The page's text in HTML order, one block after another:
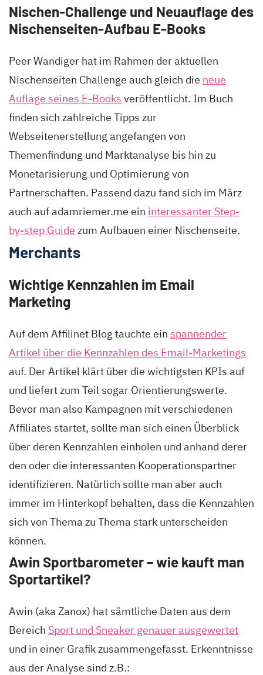
Nischen-Challenge und Neuauflage des
Nischenseiten-Aufbau E-Books
Peer Wandiger hat im Rahmen der aktuellen
Nischenseiten Challenge auch gleich die neue
Auflage seines E-Books veröffentlicht. Im Buch
finden sich zahlreiche Tipps zur
Webseitenerstellung angefangen von
Themenfindung und Marktanalyse bis hin zu
Monetarisierung und Optimierung von
Partnerschaften. Passend dazu fand sich im März
auch auf adamriemer.me ein interessanter Step-
by-step Guide zum Aufbauen einer Nischenseite.
Merchants
Wichtige Kennzahlen im Email
Marketing
Auf dem Affilinet Blog tauchte ein spannender
Artikel über die Kennzahlen des Email-Marketings
auf. Der Artikel klärt über die wichtigsten KPIs auf
und liefert zum Teil sogar Orientierungswerte.
Bevor man also Kampagnen mit verschiedenen
Affiliates startet, sollte man sich einen Überblick
über deren Kennzahlen einholen und anhand derer
den oder die interessanten Kooperationspartner
identifizieren. Natürlich sollte man aber auch
immer im Hinterkopf behalten, dass die Kennzahlen
sich von Thema zu Thema stark unterscheiden
können.
Awin Sportbarometer – wie kauft man
Sportartikel?
Awin (aka Zanox) hat sämtliche Daten aus dem
Bereich Sport und Sneaker genauer ausgewertet
und in einer Grafik zusammengefasst. Erkenntnisse
aus der Analyse sind z.B.: